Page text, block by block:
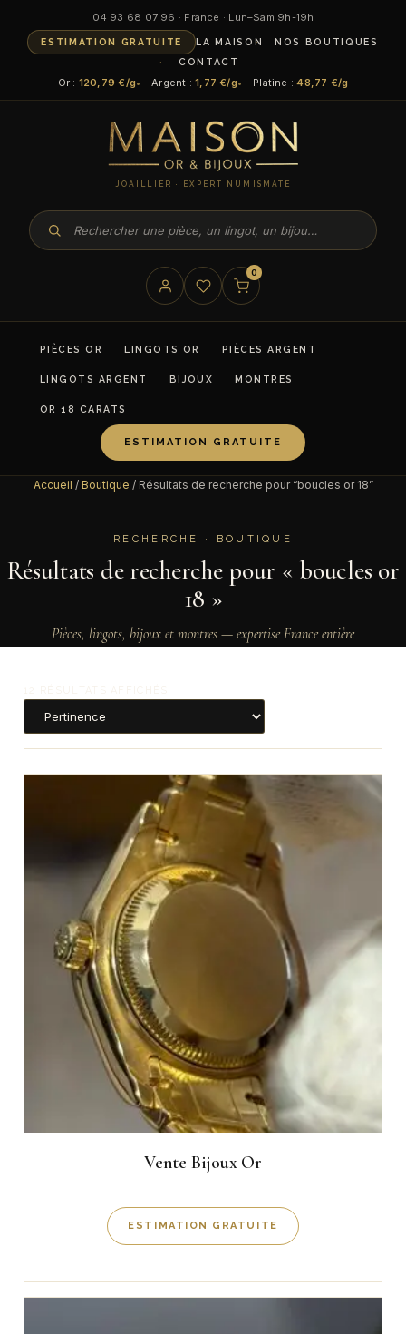
contenu
04 93 68 07 96 · France · Lun–Sam 9h-19h
ESTIMATION GRATUITE LA MAISON
NOS BOUTIQUES
CONTACT
Or : 120,79 €/g Argent :1,77 €/g Platine :48,77 €/g
JOAILLIER · EXPERT NUMISMATE
0
PIÈCES OR LINGOTS OR PIÈCES ARGENT
LINGOTS ARGENT BIJOUX MONTRES
OR 18 CARATS
ESTIMATION GRATUITE
Accueil / Boutique / Résultats de recherche pour “boucles or 18”
RECHERCHE · BOUTIQUE
Résultats de recherche pour « boucles or
18 »
Pièces, lingots, bijoux et montres — expertise France entière
Vente Bijoux Or
ESTIMATION GRATUITE